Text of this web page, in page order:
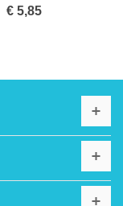
500g
€ 5,85